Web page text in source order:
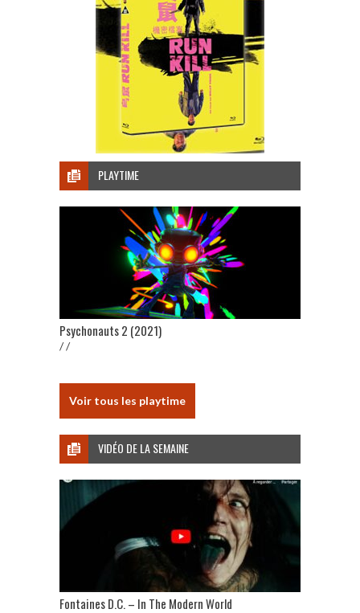
PLAYTIME
Psychonauts 2 (2021)
/ /
Voir tous les playtime
VIDÉO DE LA SEMAINE
Fontaines D.C. – In The Modern World